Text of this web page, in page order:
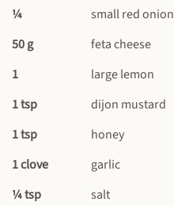
¼
small red onion
50 g
feta cheese
1
large lemon
1 tsp
dijon mustard
1 tsp
honey
1 clove
garlic
¼ tsp
salt